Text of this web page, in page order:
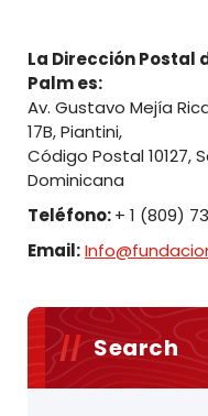
La Dirección Postal
Palm es:
Av. Gustavo Mejía
17B, Piantini,
Código Postal 10127,
Dominicana
Teléfono:+ 1 (809)
Email:
Search